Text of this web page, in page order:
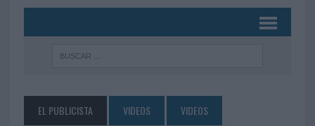
EL PUBLICISTA VIDEOS VIDEOS